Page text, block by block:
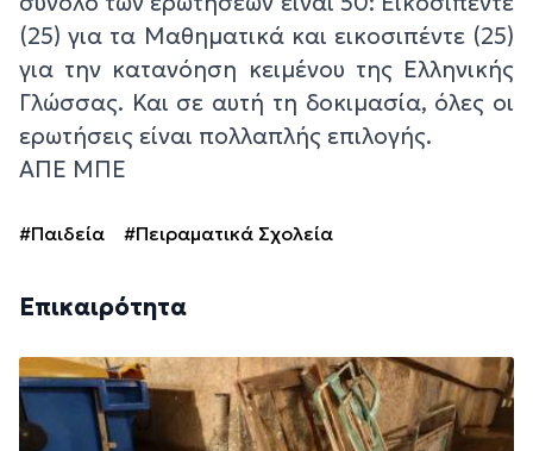
(25) για τα Μαθηματικά και εικοσιπέντε (25)
για την κατανόηση κειμένου της Ελληνικής
Γλώσσας. Και σε αυτή τη δοκιμασία, όλες οι
ερωτήσεις είναι πολλαπλής επιλογής.
ΑΠΕ ΜΠΕ
#Παιδεία #Πειραματικά Σχολεία
Επικαιρότητα